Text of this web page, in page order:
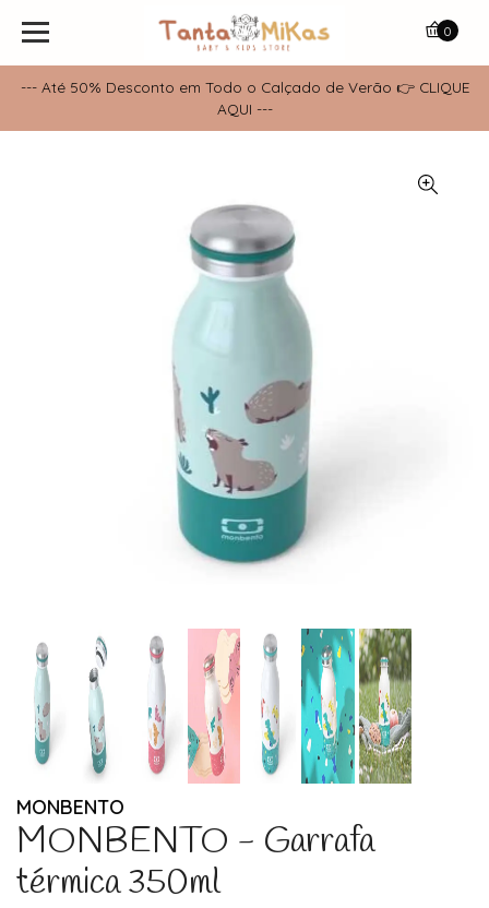
--- Até 50% Desconto em Todo o Calçado de Verão 👉 CLIQUE
AQUI ---
0
MONBENTO
MONBENTO - Garrafa
térmica 350ml